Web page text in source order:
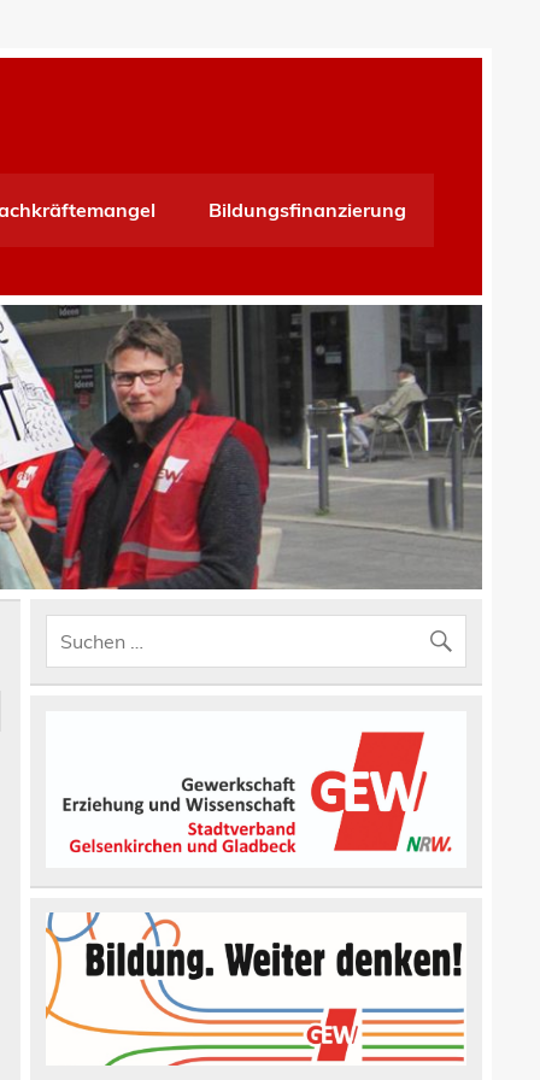
Bildungsfinanzierung